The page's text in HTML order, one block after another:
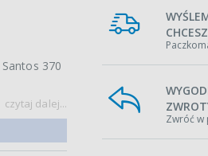
370
czytaj dalej...
CHCESZ
Zwróć w